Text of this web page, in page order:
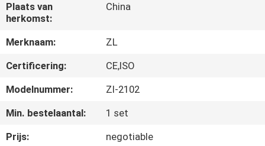
ONGEVEER
ONS
FABRIEKSREIS
KWALITEITSCONTROLE
Plaats van
herkomst:
China
Merknaam:
ZL
Certificering:
CE,ISO
Modelnummer:
Zl-2102
Min. bestelaantal:
1 set
Prijs:
negotiable